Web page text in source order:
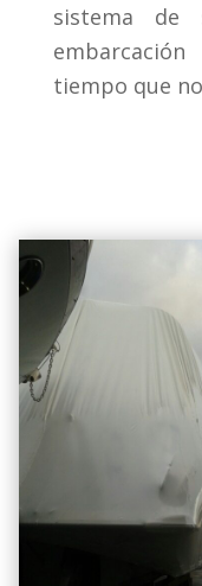
sistema de
tiempo que